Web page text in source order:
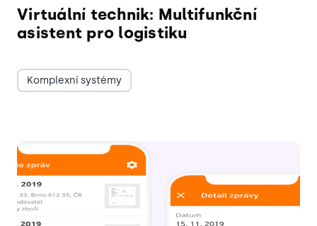
Virtuální technik: Multifunkční
asistent pro logistiku
Komplexní systémy